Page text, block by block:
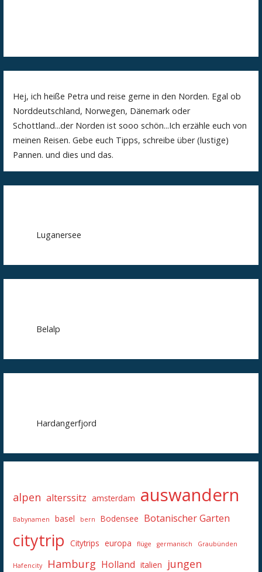
Hej, ich heiße Petra und reise gerne in den Norden. Egal ob
Norddeutschland, Norwegen, Dänemark oder
Schottland...der Norden ist sooo schön...Ich erzähle euch von
meinen Reisen. Gebe euch Tipps, schreibe über (lustige)
Pannen. und dies und das.
Luganersee
Belalp
Hardangerfjord
alpen alterssitz amsterdam auswandern
Babynamen basel bern Bodensee Botanischer Garten
citytrip Citytrips europa flüge germanisch Graubünden
Hafencity Hamburg Holland italien jungen